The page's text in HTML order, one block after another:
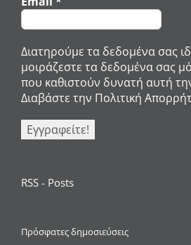
Διατηρούμε τα δεδομένα σας
μοιράζεστε τα δεδομένα σας
που καθιστούν δυνατή αυτή
Διαβάστε την Πολιτική
RSS - Posts
Πρόσφατες δημοσιεύσεις